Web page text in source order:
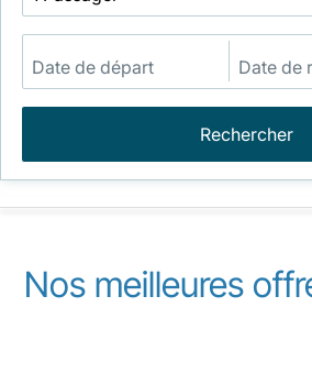
Rechercher
Nos meilleures